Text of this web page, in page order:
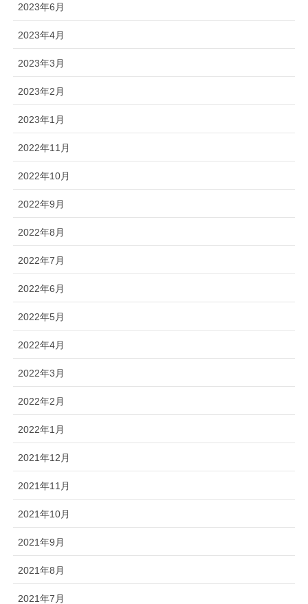
2023年6月
2023年4月
2023年3月
2023年2月
2023年1月
2022年11月
2022年10月
2022年9月
2022年8月
2022年7月
2022年6月
2022年5月
2022年4月
2022年3月
2022年2月
2022年1月
2021年12月
2021年11月
2021年10月
2021年9月
2021年8月
2021年7月